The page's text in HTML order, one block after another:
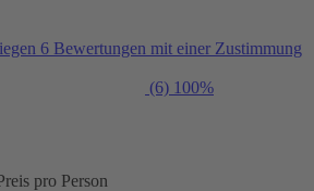
6 Bewertungen mit einer Zustimmung
(6) 100%
pro Person